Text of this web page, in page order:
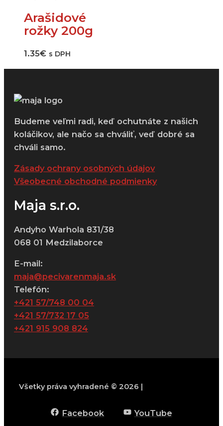
Arašidové
rožky 200g
1.35€ s DPH
Budeme veľmi radi, keď ochutnáte z našich
koláčikov, ale načo sa chváliť, veď dobré sa
chváli samo.
Zásady ochrany osobných údajov
Všeobecné obchodné podmienky
Maja s.r.o.
Andyho Warhola 831/38
068 01 Medzilaborce
E-mail:
maja@pecivarenmaja.sk
Telefón:
+421 57/748 00 04
+421 57/732 17 05
+421 915 908 824
Všetky práva vyhradené © 2026 |
Facebook YouTube